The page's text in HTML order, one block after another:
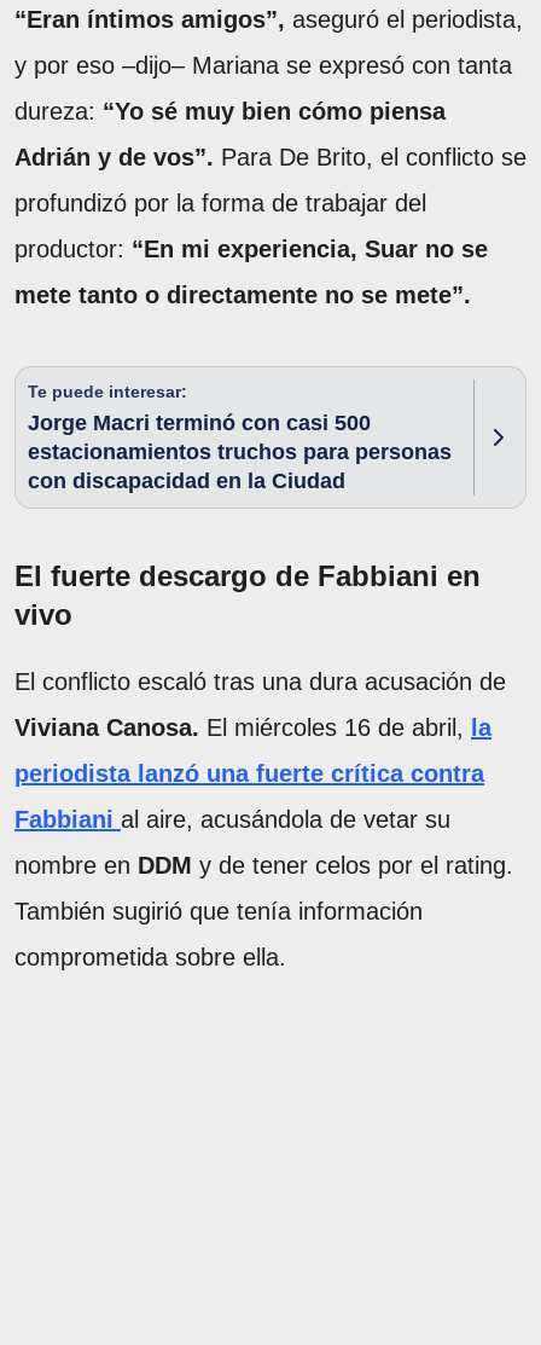
“Eran íntimos amigos”, aseguró el periodista,
y por eso –dijo– Mariana se expresó con tanta
dureza: “Yo sé muy bien cómo piensa
Adrián y de vos”. Para De Brito, el conflicto se
profundizó por la forma de trabajar del
productor: “En mi experiencia, Suar no se
mete tanto o directamente no se mete”.
Te puede interesar:
Jorge Macri terminó con casi 500
estacionamientos truchos para personas
con discapacidad en la Ciudad
El fuerte descargo de Fabbiani en
vivo
El conflicto escaló tras una dura acusación de
Viviana Canosa. El miércoles 16 de abril,
la
periodista lanzó una fuerte crítica contra
Fabbiani al aire, acusándola de vetar su
nombre en DDM y de tener celos por el rating.
También sugirió que tenía información
comprometida sobre ella.